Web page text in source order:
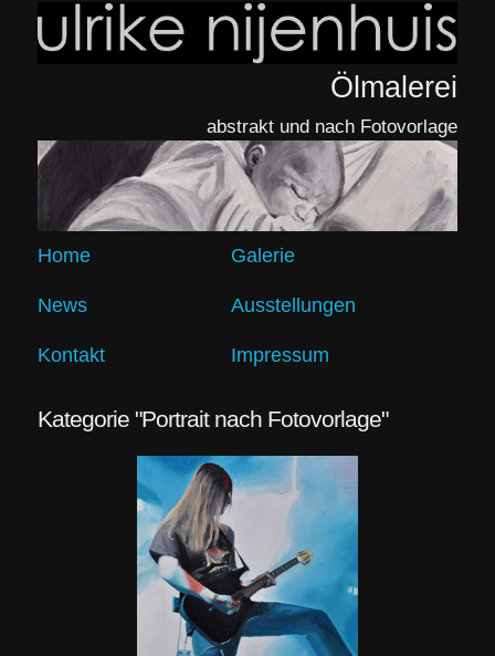
Ölmalerei
abstrakt und nach Fotovorlage
Home Galerie
News Ausstellungen
Kontakt Impressum
Kategorie "Portrait nach Fotovorlage"